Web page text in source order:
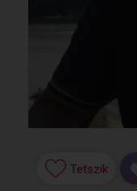
Tetszik